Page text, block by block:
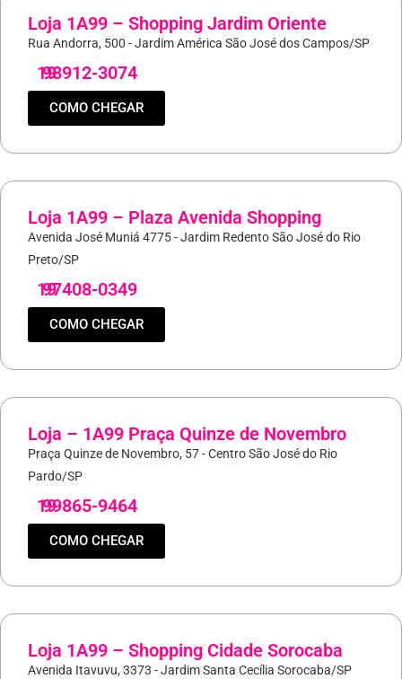
Loja 1A99 – Shopping Jardim Oriente
Rua Andorra, 500 - Jardim América São José dos Campos/SP
19
98912-3074
COMO CHEGAR
Loja 1A99 – Plaza Avenida Shopping
Avenida José Muniá 4775 - Jardim Redento São José do Rio
Preto/SP
19
97408-0349
COMO CHEGAR
Loja – 1A99 Praça Quinze de Novembro
Praça Quinze de Novembro, 57 - Centro São José do Rio
Pardo/SP
19
99865-9464
COMO CHEGAR
Loja 1A99 – Shopping Cidade Sorocaba
Avenida Itavuvu, 3373 - Jardim Santa Cecília Sorocaba/SP